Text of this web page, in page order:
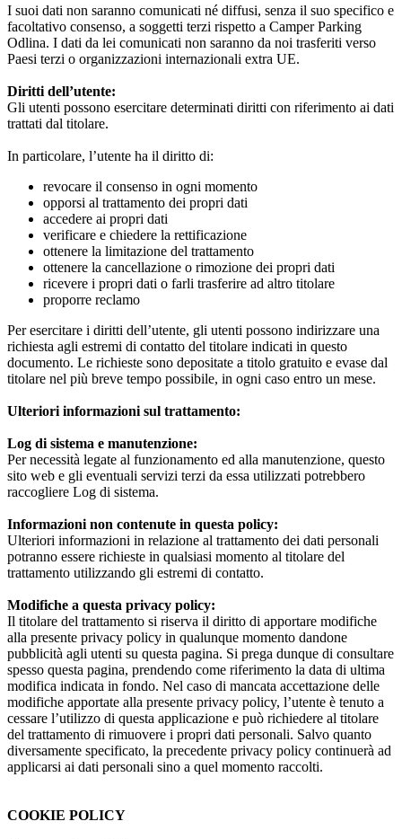
I suoi dati non saranno comunicati né diffusi, senza il suo specifico e
facoltativo consenso, a soggetti terzi rispetto a Camper Parking
Odlina. I dati da lei comunicati non saranno da noi trasferiti verso
Paesi terzi o organizzazioni internazionali extra UE.
Diritti dell’utente:
Gli utenti possono esercitare determinati diritti con riferimento ai dati
trattati dal titolare.
In particolare, l’utente ha il diritto di:
revocare il consenso in ogni momento
opporsi al trattamento dei propri dati
accedere ai propri dati
verificare e chiedere la rettificazione
ottenere la limitazione del trattamento
ottenere la cancellazione o rimozione dei propri dati
ricevere i propri dati o farli trasferire ad altro titolare
proporre reclamo
Per esercitare i diritti dell’utente, gli utenti possono indirizzare una
richiesta agli estremi di contatto del titolare indicati in questo
documento. Le richieste sono depositate a titolo gratuito e evase dal
titolare nel più breve tempo possibile, in ogni caso entro un mese.
Ulteriori informazioni sul trattamento:
Log di sistema e manutenzione:
Per necessità legate al funzionamento ed alla manutenzione, questo
sito web e gli eventuali servizi terzi da essa utilizzati potrebbero
raccogliere Log di sistema.
Informazioni non contenute in questa policy:
Ulteriori informazioni in relazione al trattamento dei dati personali
potranno essere richieste in qualsiasi momento al titolare del
trattamento utilizzando gli estremi di contatto.
Modifiche a questa privacy policy:
Il titolare del trattamento si riserva il diritto di apportare modifiche
alla presente privacy policy in qualunque momento dandone
pubblicità agli utenti su questa pagina. Si prega dunque di consultare
spesso questa pagina, prendendo come riferimento la data di ultima
modifica indicata in fondo. Nel caso di mancata accettazione delle
modifiche apportate alla presente privacy policy, l’utente è tenuto a
cessare l’utilizzo di questa applicazione e può richiedere al titolare
del trattamento di rimuovere i propri dati personali. Salvo quanto
diversamente specificato, la precedente privacy policy continuerà ad
applicarsi ai dati personali sino a quel momento raccolti.
COOKIE POLICY